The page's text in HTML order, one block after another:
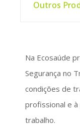
Outros
Na Ecosaúde
Segurança no
condições de
profissional e
trabalho.